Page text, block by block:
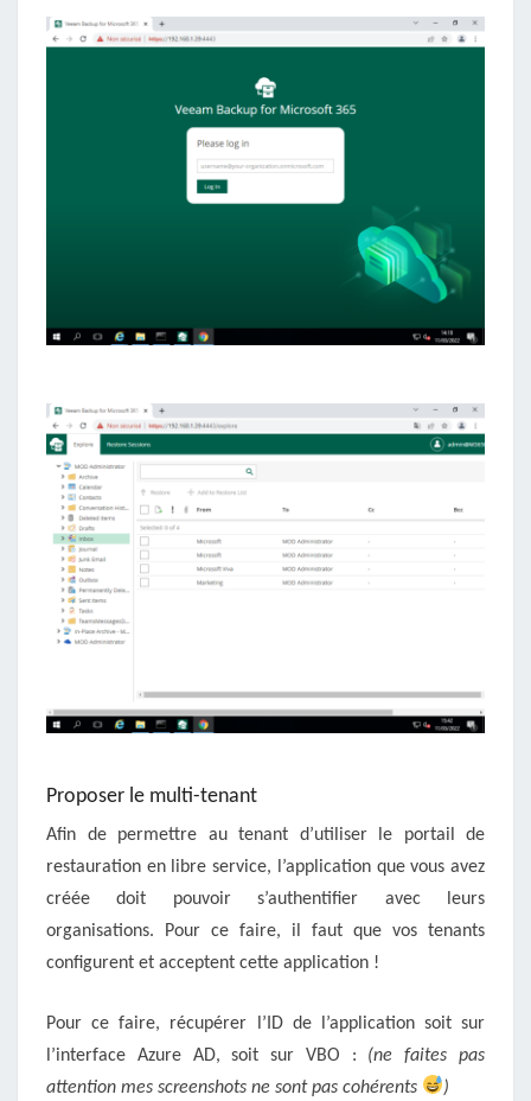
Proposer le multi-tenant
Afin de permettre au tenant d’utiliser le portail de
restauration en libre service, l’application que vous avez
créée doit pouvoir s’authentifier avec leurs
organisations. Pour ce faire, il faut que vos tenants
configurent et acceptent cette application !
Pour ce faire, récupérer l’ID de l’application soit sur
l’interface Azure AD, soit sur VBO : (ne faites pas
attention mes screenshots ne sont pas cohérents
)